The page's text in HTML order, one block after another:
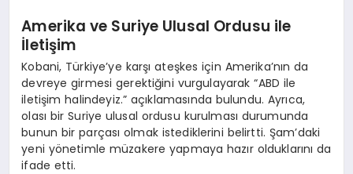
Amerika ve Suriye Ulusal Ordusu ile
İletişim
Kobani, Türkiye’ye karşı ateşkes için Amerika’nın da
devreye girmesi gerektiğini vurgulayarak “ABD ile
iletişim halindeyiz.” açıklamasında bulundu. Ayrıca,
olası bir Suriye ulusal ordusu kurulması durumunda
bunun bir parçası olmak istediklerini belirtti. Şam’daki
yeni yönetimle müzakere yapmaya hazır olduklarını da
ifade etti.